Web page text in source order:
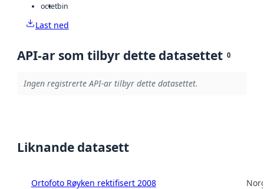
octetbin
Last ned
API-ar som tilbyr dette datasettet 0
Ingen registrerte API-ar tilbyr dette datasettet.
Liknande datasett
Ortofoto Røyken rektifisert 2008